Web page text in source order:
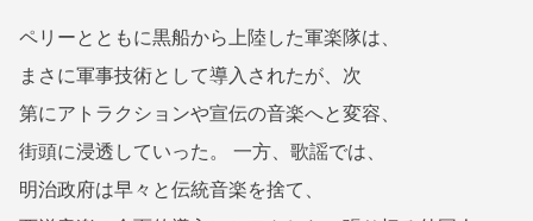
ペリーとともに黒船から上陸した軍楽隊は、
まさに軍事技術として導入されたが、次
第にアトラクションや宣伝の音楽へと変容、
街頭に浸透していった。 一方、歌謡では、
明治政府は早々と伝統音楽を捨て、